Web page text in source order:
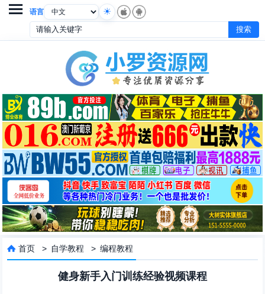
语言

 首页 > 自学教程 >编程教程
健身新手入门训练经验视频课程